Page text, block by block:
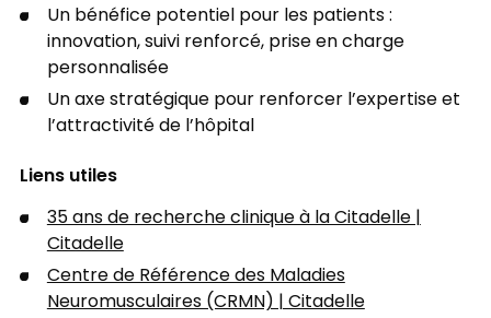
Un bénéfice potentiel pour les patients :
innovation, suivi renforcé, prise en charge
personnalisée
Un axe stratégique pour renforcer l’expertise et
l’attractivité de l’hôpital
Liens utiles
35 ans de recherche clinique à la Citadelle |
Citadelle
Centre de Référence des Maladies
Neuromusculaires (CRMN) | Citadelle